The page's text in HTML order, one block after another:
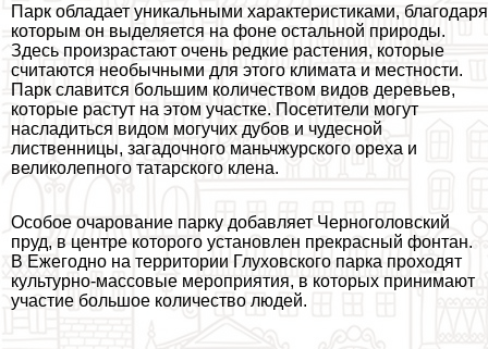
Парк обладает уникальными хаpaктеристиками, благодаря
которым он выделяется на фоне остальной природы.
Здесь произрастают очень редкие растения, которые
считаются необычными для этого климата и местности.
Парк славится большим количеством видов деревьев,
которые растут на этом участке. Посетители могут
насладиться видом могучих дубов и чудесной
лиственницы, загадочного маньчжурского ореха и
великолепного татарского клена.
Особое очарование парку добавляет Черноголовский
пруд, в центре которого установлен прекрасный фонтан.
В Ежегодно на территории Глуховского парка проходят
культурно-массовые мероприятия, в которых принимают
участие большое количество людей.